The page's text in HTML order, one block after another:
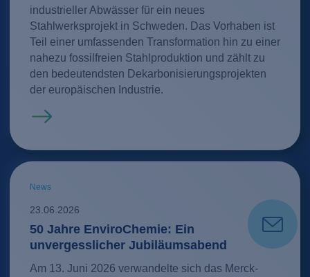
industrieller Abwässer für ein neues
Stahlwerksprojekt in Schweden. Das Vorhaben ist
Teil einer umfassenden Transformation hin zu einer
nahezu fossilfreien Stahlproduktion und zählt zu
den bedeutendsten Dekarbonisierungsprojekten
der europäischen Industrie.
Mehr erfahren
News
23.06.2026
50 Jahre EnviroChemie: Ein
unvergesslicher Jubiläumsabend
Am 13. Juni 2026 verwandelte sich das Merck-